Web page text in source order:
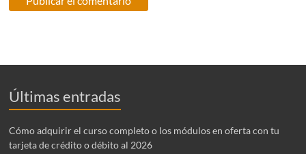
Últimas entradas
Cómo adquirir el curso completo o los módulos en oferta con tu
tarjeta de crédito o débito al 2026